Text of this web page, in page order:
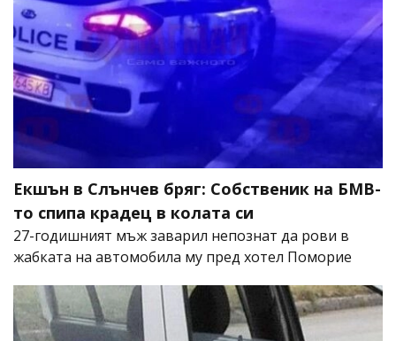
Екшън в Слънчев бряг: Собственик на БМВ-
то спипа крадец в колата си
27-годишният мъж заварил непознат да рови в
жабката на автомобила му пред хотел Поморие